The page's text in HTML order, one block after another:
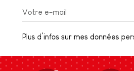
Plus d’infos sur mes données